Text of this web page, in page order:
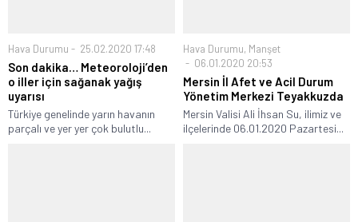
Hava Durumu 25.02.2020 17:48
Son dakika… Meteoroloji’den
o iller için sağanak yağış
uyarısı
Türkiye genelinde yarın havanın
parçalı ve yer yer çok bulutlu...
Hava Durumu, Manşet
06.01.2020 20:53
Mersin İl Afet ve Acil Durum
Yönetim Merkezi Teyakkuzda
Mersin Valisi Ali İhsan Su, ilimiz ve
ilçelerinde 06.01.2020 Pazartesi...